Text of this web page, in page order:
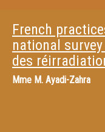
French
national
des
Mme M. Ayadi-Zahra